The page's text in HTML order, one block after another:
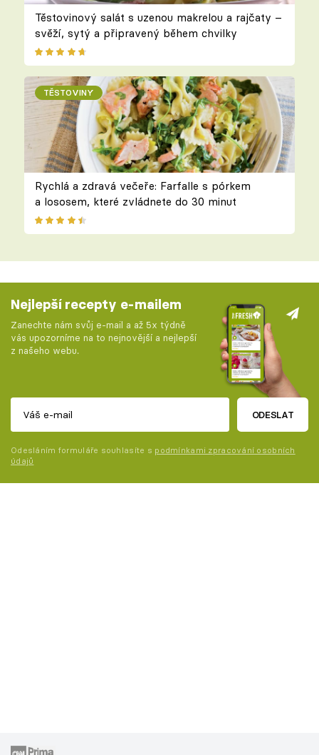
Těstovinový salát s uzenou makrelou a rajčaty –
svěží, sytý a připravený během chvilky
TĚSTOVINY
Rychlá a zdravá večeře: Farfalle s pórkem
a lososem, které zvládnete do 30 minut
Nejlepší recepty e-mailem
Zanechte nám svůj e-mail a až 5x týdně
vás upozorníme na to nejnovější a nejlepší
z našeho webu.
ODESLAT
Odesláním formuláře souhlasíte s podmínkami zpracování osobních
údajů